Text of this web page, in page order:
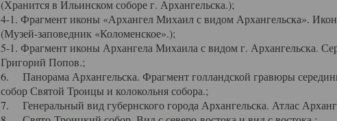
(Хранится в Ильинском соборе г. Архангельска.);
4-1. Фрагмент иконы «Архангел Михаил с видом Архангельска».
(Музей-заповедник «Коломенское».);
5-1. Фрагмент иконы Архангела Михаила с видом г. Архангельска.
Григорий Попов.;
6. Панорама Архангельска. Фрагмент голландской гравюры
собор Святой Троицы и колокольня собора.;
7. Генеральный вид губернского города Архангельска. Атлас